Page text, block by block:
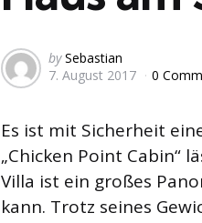
Posted
by
by Sebastian
7. August 2017
0
Es ist mit Sicherheit
„Chicken Point Cabin“
Villa ist ein großes
kann. Trotz seines